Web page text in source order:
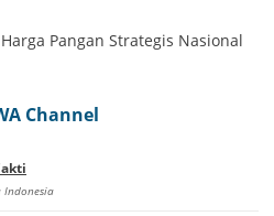
Pangan Strategis Nasional
Channel
Indonesia